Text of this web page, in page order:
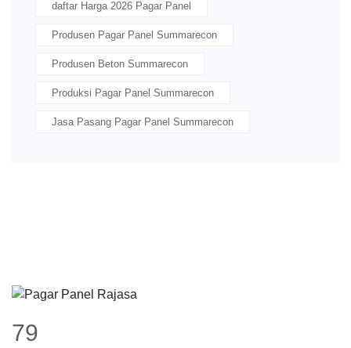
daftar Harga 2026 Pagar Panel
Produsen Pagar Panel Summarecon
Produsen Beton Summarecon
Produksi Pagar Panel Summarecon
Jasa Pasang Pagar Panel Summarecon
100